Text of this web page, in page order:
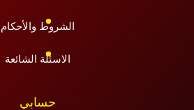
الشروط والأحكام
الاسئلة الشائعة
حسابي